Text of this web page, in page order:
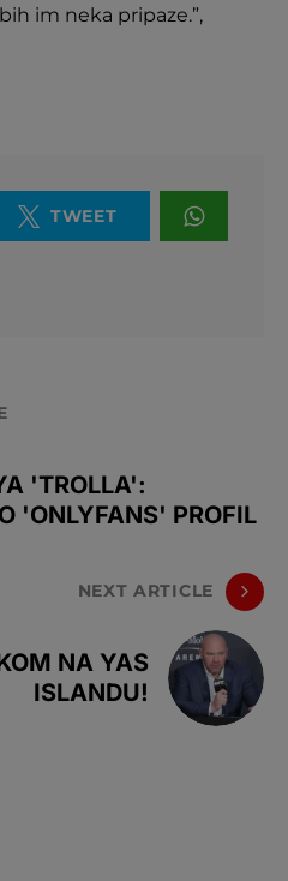
im neka pripaze.”,
TWEET
'TROLLA':
'ONLYFANS' PROFIL
NEXT ARTICLE
NA YAS
ISLANDU!